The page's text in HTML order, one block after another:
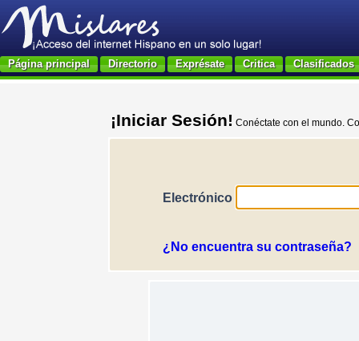
Página principal Directorio Exprésate Critica Clasificados
¡Iniciar Sesión! Conéctate con el mundo.
Electrónico
¿No encuentra su contraseña?